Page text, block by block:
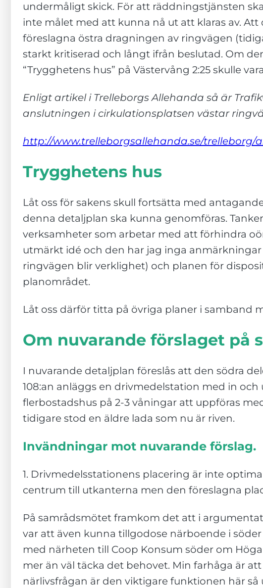
undermåligt skick. För att räddningstjänsten
inte målet med att kunna nå ut att klaras av.
föreslagna östra dragningen av ringvägen
starkt kritiserad och långt ifrån beslutad. Om
“Trygghetens hus” på Västervång 2:25 skulle
Enligt artikel i Trelleborgs Allehanda så är
anslutningen i cirkulationsplatsen västar
http://www.trelleborgsallehanda.se/trelleborg/
Trygghetens hus
Låt oss för sakens skull fortsätta med
denna detaljplan ska kunna genomföras.
verksamheter som arbetar med att förhindra
utmärkt idé och den har jag inga
ringvägen blir verklighet) och planen för
planområdet.
Låt oss därför titta på övriga planer i samband
Om nuvarande förslaget på
I nuvarande detaljplan föreslås att den södra
108:an anläggs en drivmedelstation med in
flerbostadshus på 2-3 våningar att uppföras
tidigare stod en äldre lada som nu är riven.
Invändningar mot nuvarande förslag.
1. Drivmedelsstationens placering är inte
centrum till utkanterna men den föreslagna
På samrådsmötet framkom det att i
var att även kunna tillgodose närboende i
med närheten till Coop Konsum söder om
mer än väl täcka det behovet. Min farhåga är
närlivsfrågan är den viktigare funktionen här
uppbyggnad,
baserat på
hemsidan
används.
För att vår
hemsida ska
bra som
möjligt
besök. Om
här kakorna
kommer viss
funktionalitet
att försvinna
hemsidan.
Genom att dela
med dig av dina
beteende när du
personligt
anpassat innehåll
och erbjudanden.